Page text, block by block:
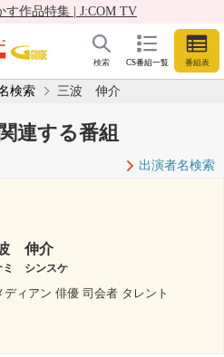
す作品特集 | J:COM TV
CS番組一覧 番組表
検索
検索 三波 伸介
連する番組
出演者名検索
伸介
ミ シンスケ
ディアン 俳優 司会者 タレント